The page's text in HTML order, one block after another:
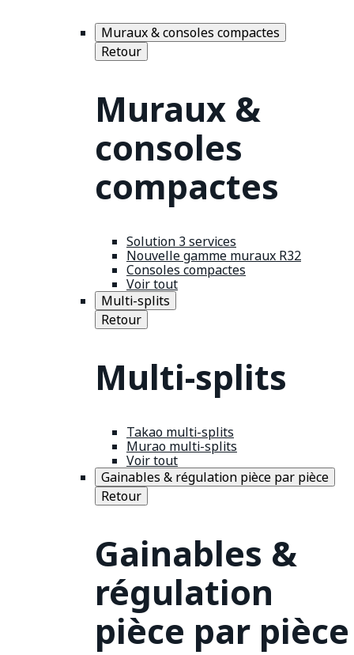
Muraux & consoles compactes
Retour
Muraux &
consoles
compactes
Solution 3 services
Nouvelle gamme muraux R32
Consoles compactes
Voir tout
Multi-splits
Retour
Multi-splits
Takao multi-splits
Murao multi-splits
Voir tout
Gainables & régulation pièce par pièce
Retour
Gainables &
régulation
pièce par pièce